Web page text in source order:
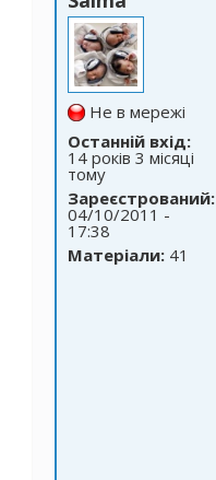
Не в мережі
Останній вхід:
14 років 3 місяці
тому
Зареєстрований:
04/10/2011 -
17:38
Матеріали: 41